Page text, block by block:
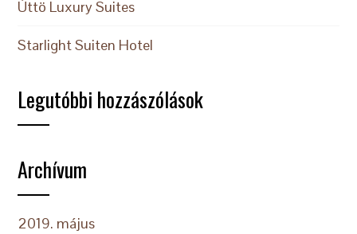
Úttö Luxury Suites
Starlight Suiten Hotel
Legutóbbi hozzászólások
Archívum
2019. május